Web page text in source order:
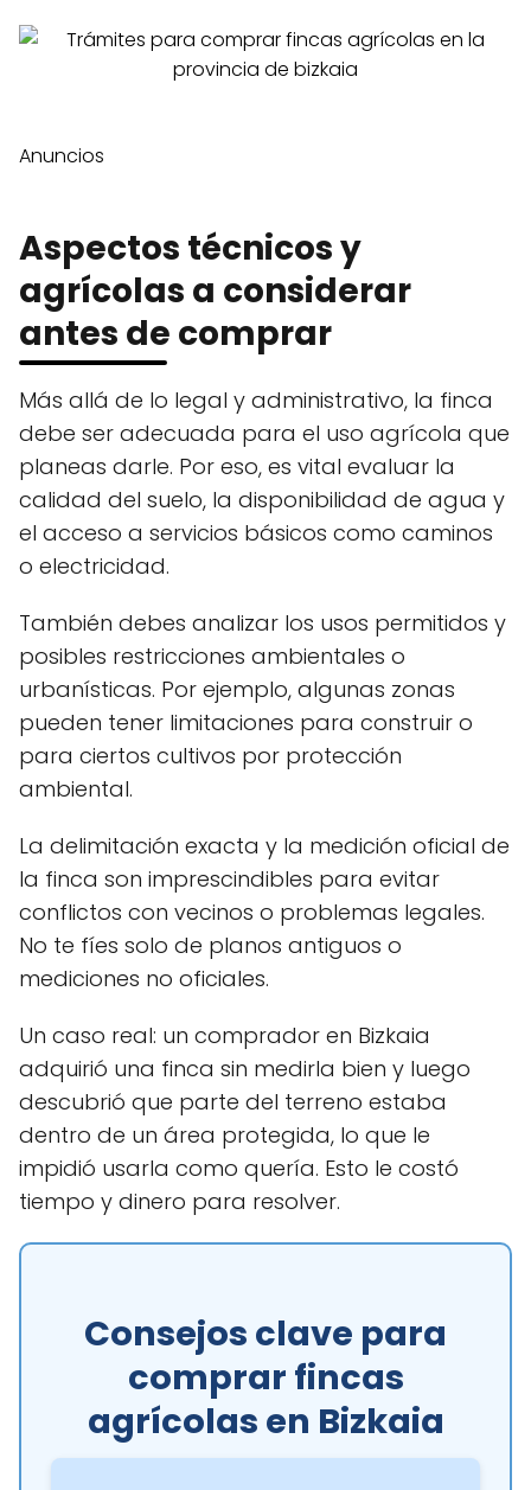
Anuncios
Aspectos técnicos y
agrícolas a considerar
antes de comprar
Más allá de lo legal y administrativo, la finca
debe ser adecuada para el uso agrícola que
planeas darle. Por eso, es vital evaluar la
calidad del suelo, la disponibilidad de agua y
el acceso a servicios básicos como caminos
o electricidad.
También debes analizar los usos permitidos y
posibles restricciones ambientales o
urbanísticas. Por ejemplo, algunas zonas
pueden tener limitaciones para construir o
para ciertos cultivos por protección
ambiental.
La delimitación exacta y la medición oficial de
la finca son imprescindibles para evitar
conflictos con vecinos o problemas legales.
No te fíes solo de planos antiguos o
mediciones no oficiales.
Un caso real: un comprador en Bizkaia
adquirió una finca sin medirla bien y luego
descubrió que parte del terreno estaba
dentro de un área protegida, lo que le
impidió usarla como quería. Esto le costó
tiempo y dinero para resolver.
Consejos clave para
comprar fincas
agrícolas en Bizkaia